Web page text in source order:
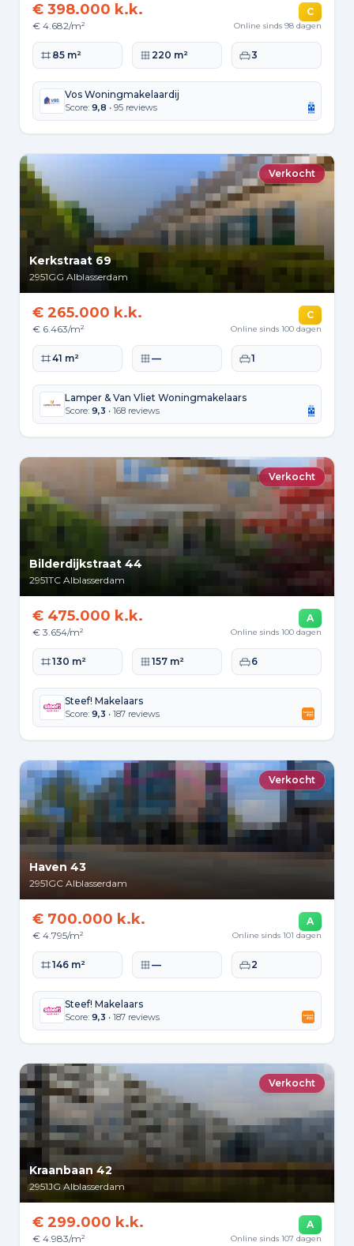
€ 398.000 k.k.
€ 4.682/m²
C
Online sinds 98 dagen
Woonoppervlakte
85 m² Perceeloppervlakte
220 m² Slaapkamers
3
Vos Woningmakelaardij
Score: 9,8 • 95 reviews
Verkocht
Kerkstraat 69
2951GG Alblasserdam
€ 265.000 k.k.
€ 6.463/m²
C
Online sinds 100 dagen
Woonoppervlakte
41 m² Perceeloppervlakte
— Slaapkamers
1
Lamper & Van Vliet Woningmakelaars
Score: 9,3 • 168 reviews
Verkocht
Bilderdijkstraat 44
2951TC Alblasserdam
€ 475.000 k.k.
€ 3.654/m²
A
Online sinds 100 dagen
Woonoppervlakte
130 m² Perceeloppervlakte
157 m² Slaapkamers
6
Steef! Makelaars
Score: 9,3 • 187 reviews
Verkocht
Haven 43
2951GC Alblasserdam
€ 700.000 k.k.
€ 4.795/m²
A
Online sinds 101 dagen
Woonoppervlakte
146 m² Perceeloppervlakte
— Slaapkamers
2
Steef! Makelaars
Score: 9,3 • 187 reviews
Verkocht
Kraanbaan 42
2951JG Alblasserdam
€ 299.000 k.k.
€ 4.983/m²
A
Online sinds 107 dagen